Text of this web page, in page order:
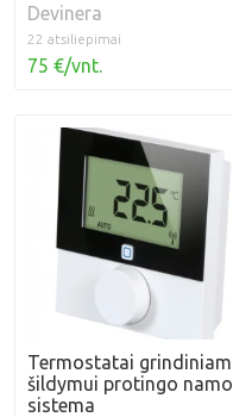
Devinera
22 atsiliepimai
75 €/vnt.
Termostatai grindiniam
šildymui protingo namo
sistema